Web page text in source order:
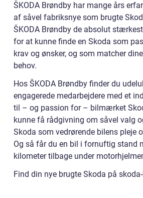
ŠKODA Brøndby har mange års
af såvel fabriksnye som brugte
ŠKODA Brøndby de absolut
for at kunne finde en Skoda som
krav og ønsker, og som matcher
behov.
Hos ŠKODA Brøndby finder du
engagerede medarbejdere med et
til – og passion for – bilmærket
kunne få rådgivning om såvel valg
Skoda som vedrørende bilens pleje
Og så får du en bil i fornuftig stand
kilometer tilbage under
Find din nye brugte Skoda på